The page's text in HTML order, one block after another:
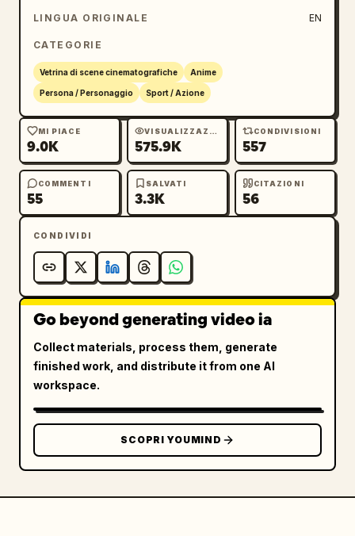
LINGUA ORIGINALE EN
CATEGORIE
Vetrina di scene cinematografiche Anime
Persona / Personaggio Sport / Azione
MI PIACE
9.0K
VISUALIZZAZIONI
575.9K
CONDIVISIONI
557
COMMENTI
55
SALVATI
3.3K
CITAZIONI
56
CONDIVIDI
Go beyond generating video ia
Collect materials, process them, generate
finished work, and distribute it from one AI
workspace.
SCOPRI YOUMIND